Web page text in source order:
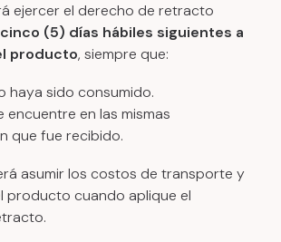
ejercer el derecho de retracto
cinco (5) días hábiles siguientes a
producto, siempre que:
haya sido consumido.
encuentre en las mismas
que fue recibido.
asumir los costos de transporte y
producto cuando aplique el